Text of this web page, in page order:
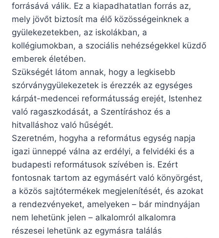
forrásává válik. Ez a kiapadhatatlan forrás az,
mely jövőt biztosít ma élő közösségeinknek a
gyülekezetekben, az iskolákban, a
kollégiumokban, a szociális nehézségekkel küzdő
emberek életében.
Szükségét látom annak, hogy a legkisebb
szórványgyülekezetek is érezzék az egységes
kárpát-medencei reformátusság erejét, Istenhez
való ragaszkodását, a Szentíráshoz és a
hitvalláshoz való hűségét.
Szeretném, hogyha a református egység napja
igazi ünneppé válna az erdélyi, a felvidéki és a
budapesti reformátusok szívében is. Ezért
fontosnak tartom az egymásért való könyörgést,
a közös sajtótermékek megjelenítését, és azokat
a rendezvényeket, amelyeken – bár mindnyájan
nem lehetünk jelen – alkalomról alkalomra
részesei lehetünk az egymásra találás